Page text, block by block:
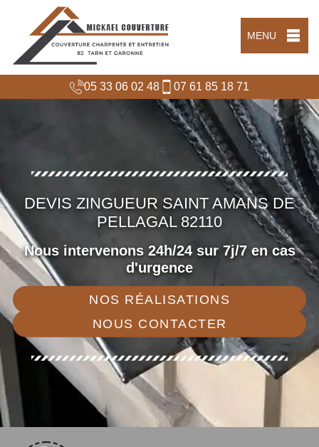
MENU
05 33 06 02 48 07 61 85 18 71
DEVIS ZINGUEUR SAINT AMANS DE
PELLAGAL 82110
Nous intervenons 24h/24 sur 7j/7 en cas
d'urgence
NOS RÉALISATIONS
NOUS CONTACTER